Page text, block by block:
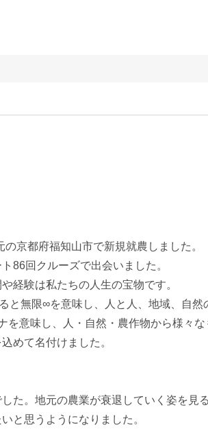
京都府福知山市で新規就農しました。
86回クルーズで出会いました。
経験は私たちの人生の宝物です。
と無限∞を意味し、人と人、地域、自然
を意味し、人・自然・農作物から様々な
めて名付けました。
た。地元の農業が衰退していく姿を見
と思うようになりました。